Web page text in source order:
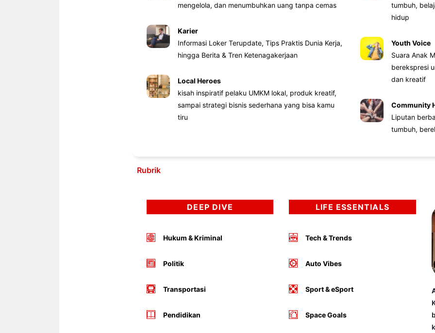
mengelola, dan menumbuhkan uang tanpa cemas
Karier
Informasi Loker Terupdate, Tips Praktis Dunia Kerja,
hingga Berita & Tren Ketenagakerjaan
Local Heroes
kisah inspiratif pelaku UMKM lokal, produk kreatif,
sampai strategi bisnis sederhana yang bisa kamu
tiru
tumbuh,
hidup
Youth Voice
Suara Anak
berekspresi
dan kreatif
Community
Liputan
tumbuh,
Rubrik
DEEP DIVE
Hukum & Kriminal
Politik
Transportasi
Pendidikan
LIFE ESSENTIALS
Tech & Trends
Auto Vibes
Sport & eSport
Space Goals